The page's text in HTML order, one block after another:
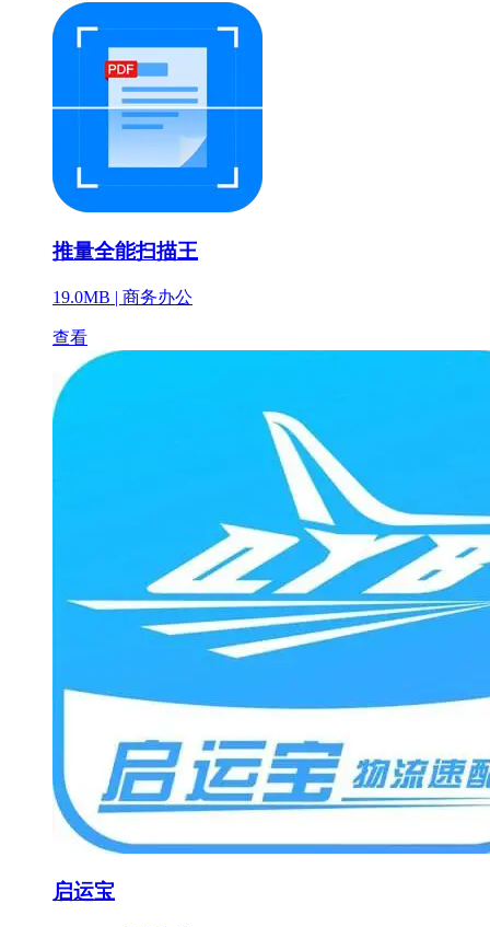
推量全能扫描王
19.0MB | 商务办公
查看
启运宝